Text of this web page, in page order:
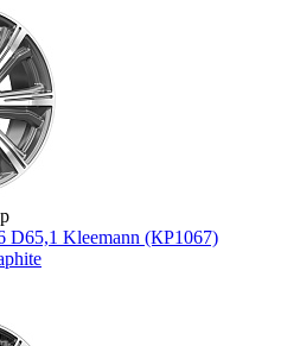
D65,1 Kleemann (КР1067)